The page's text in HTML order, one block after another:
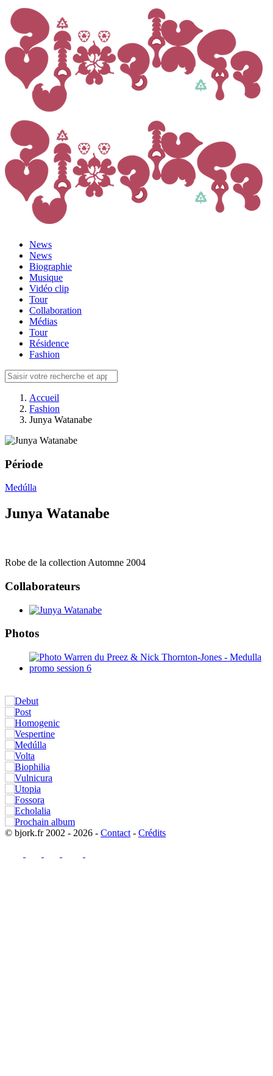
News
News
Biographie
Musique
Vidéo clip
Tour
Collaboration
Médias
Tour
Résidence
Fashion
Accueil
Fashion
Junya Watanabe
Période
Medúlla
Junya Watanabe
Robe de la collection Automne 2004
Collaborateurs
Photos
© bjork.fr 2002 - 2026 - Contact - Crédits